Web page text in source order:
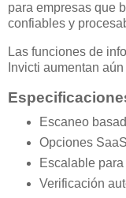
para empresas que
confiables y
Las funciones de
Invicti aumentan
Escaneo
Opciones
Escalable
Verificación